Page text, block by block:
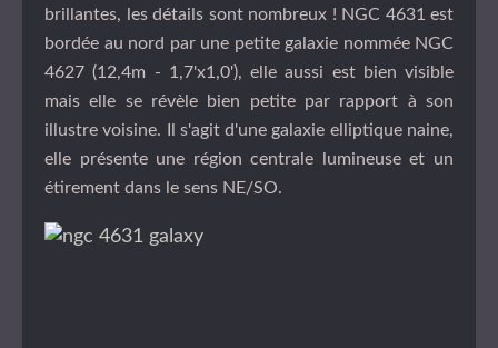
brillantes, les détails sont nombreux ! NGC 4631 est
bordée au nord par une petite galaxie nommée NGC
4627 (12,4m - 1,7'x1,0'), elle aussi est bien visible
mais elle se révèle bien petite par rapport à son
illustre voisine. Il s'agit d'une galaxie elliptique naine,
elle présente une région centrale lumineuse et un
étirement dans le sens NE/SO.